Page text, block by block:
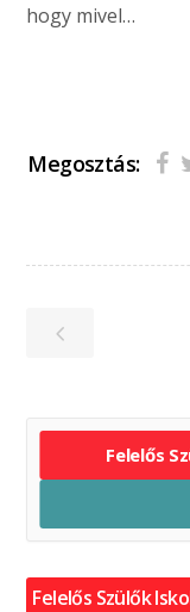
hogy mivel…
Megosztás:
Felelős
Felelős Szülők